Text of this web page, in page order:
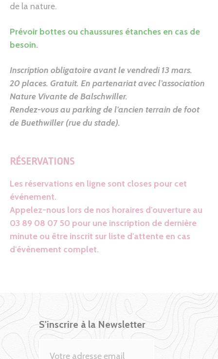
de la nature.
Prévoir bottes ou chaussures étanches en cas de
besoin.
Inscription obligatoire avant le vendredi 13 mars.
20 places. Gratuit. En partenariat avec l’association
Nature Vivante de Balschwiller.
Rendez-vous au parking de l’ancien terrain de foot
de Buethwiller (rue du stade).
RÉSERVATIONS
Les réservations en ligne sont closes pour cet
événement.
Appelez-nous lors de nos horaires d'ouverture au
03 89 08 07 50 pour une inscription de dernière
minute ou être inscrit sur liste d'attente en cas
d'évènement complet.
S'inscrire à la Newsletter